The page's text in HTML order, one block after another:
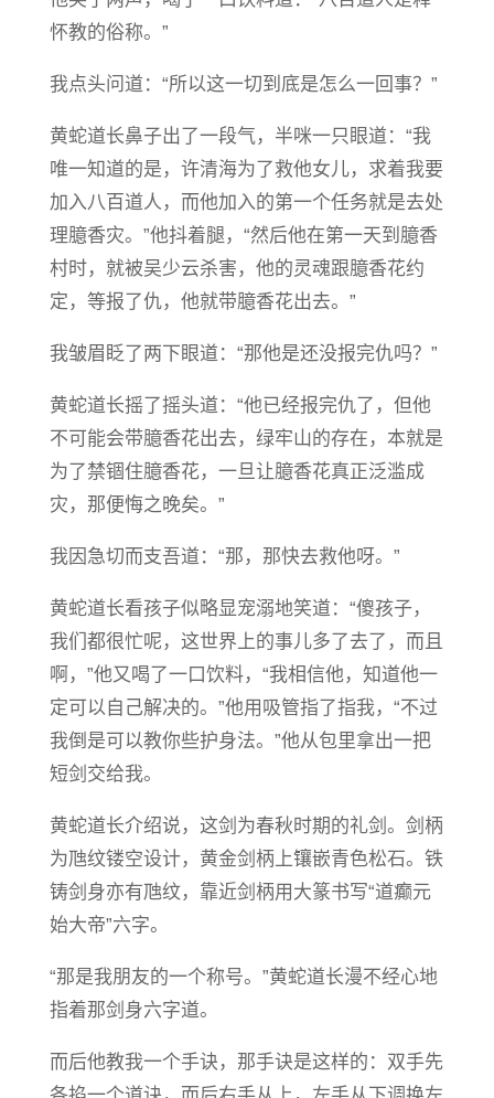
怀教的俗称。”
我点头问道：“所以这一切到底是怎么一回事？”
黄蛇道长鼻子出了一段气，半咪一只眼道：“我
唯一知道的是，许清海为了救他女儿，求着我要
加入八百道人，而他加入的第一个任务就是去处
理臆香灾。”他抖着腿，“然后他在第一天到臆香
村时，就被吴少云杀害，他的灵魂跟臆香花约
定，等报了仇，他就带臆香花出去。”
我皱眉眨了两下眼道：“那他是还没报完仇吗？”
黄蛇道长摇了摇头道：“他已经报完仇了，但他
不可能会带臆香花出去，绿牢山的存在，本就是
为了禁锢住臆香花，一旦让臆香花真正泛滥成
灾，那便悔之晚矣。”
我因急切而支吾道：“那，那快去救他呀。”
黄蛇道长看孩子似略显宠溺地笑道：“傻孩子，
我们都很忙呢，这世界上的事儿多了去了，而且
啊，”他又喝了一口饮料，“我相信他，知道他一
定可以自己解决的。”他用吸管指了指我，“不过
我倒是可以教你些护身法。”他从包里拿出一把
短剑交给我。
黄蛇道长介绍说，这剑为春秋时期的礼剑。剑柄
为虺纹镂空设计，黄金剑柄上镶嵌青色松石。铁
铸剑身亦有虺纹，靠近剑柄用大篆书写“道癫元
始大帝”六字。
“那是我朋友的一个称号。”黄蛇道长漫不经心地
指着那剑身六字道。
而后他教我一个手诀，那手诀是这样的：双手先